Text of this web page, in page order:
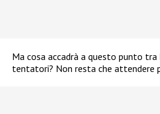
Ma cosa accadrà a questo punto tra
tentatori? Non resta che attendere